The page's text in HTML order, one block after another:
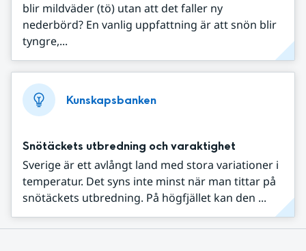
blir mildväder (tö) utan att det faller ny
nederbörd? En vanlig uppfattning är att snön blir
tyngre,...
Kunskapsbanken
Snötäckets utbredning och varaktighet
Sverige är ett avlångt land med stora variationer i
temperatur. Det syns inte minst när man tittar på
snötäckets utbredning. På högfjället kan den ...